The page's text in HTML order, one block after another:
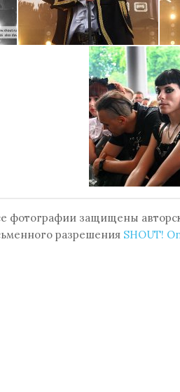
фотографии защищены
разрешения SHOUT!
- КОНЦЕРТ НА XII AMPHI